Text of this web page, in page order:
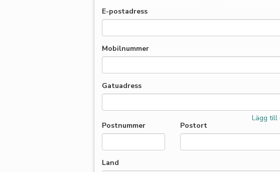
E-postadress
Mobilnummer
Gatuadress
Lägg till
Postnummer Postort
Land